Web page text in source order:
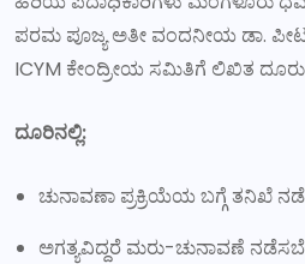
ಪರಮ ಪೂಜ್ಯ ಅತೀ ವಂದನೀಯ ಡಾ. ಪೀಟರ್
ICYM ಕೇಂದ್ರೀಯ ಸಮಿತಿಗೆ ಲಿಖಿತ ದೂರು
ದೂರಿನಲ್ಲಿ:
ಚುನಾವಣಾ ಪ್ರಕ್ರಿಯೆಯ ಬಗ್ಗೆ ತನಿಖೆ
ಅಗತ್ಯವಿದ್ದರೆ ಮರು-ಚುನಾವಣೆ